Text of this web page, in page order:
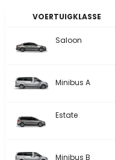
VOERTUIGKLASSE
Saloon
Minibus A
Estate
Minibus B